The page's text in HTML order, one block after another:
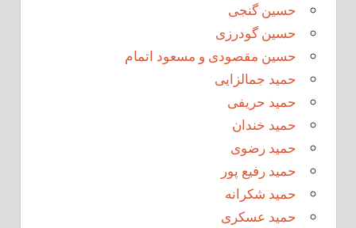
حسین گنجی
حسین گودرزی
حسین مقصودی و مسعود اتمام
حمید جمالزایی
حمید حریفی
حمید خندان
حمید رضوی
حمید رفیع پور
حمید شکرانه
حمید عسکری